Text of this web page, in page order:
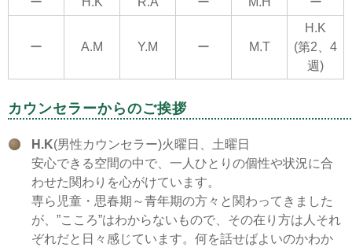
ー A.M Y.M ー M.T
H.K
(第2、4
週)
カウンセラーからのご挨拶
H.K(男性カウンセラー)火曜日、土曜日
安心できる空間の中で、一人ひとりの個性や状況に合
わせた関わりを心がけています。
専ら児童・思春期～青年期の方々と関わってきました
が、”こころ”はわからないもので、その在り方は人それ
ぞれだと日々感じています。何を話せばよいのかわか